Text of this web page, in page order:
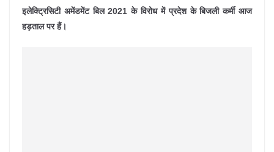
इलेक्ट्रिसिटी अमेंडमेंट बिल 2021 के विरोध में प्रदेश के बिजली कर्मी आज
हड़ताल पर हैं।